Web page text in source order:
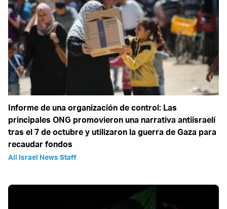
Informe de una organización de control: Las
principales ONG promovieron una narrativa antiisraelí
tras el 7 de octubre y utilizaron la guerra de Gaza para
recaudar fondos
All Israel News Staff